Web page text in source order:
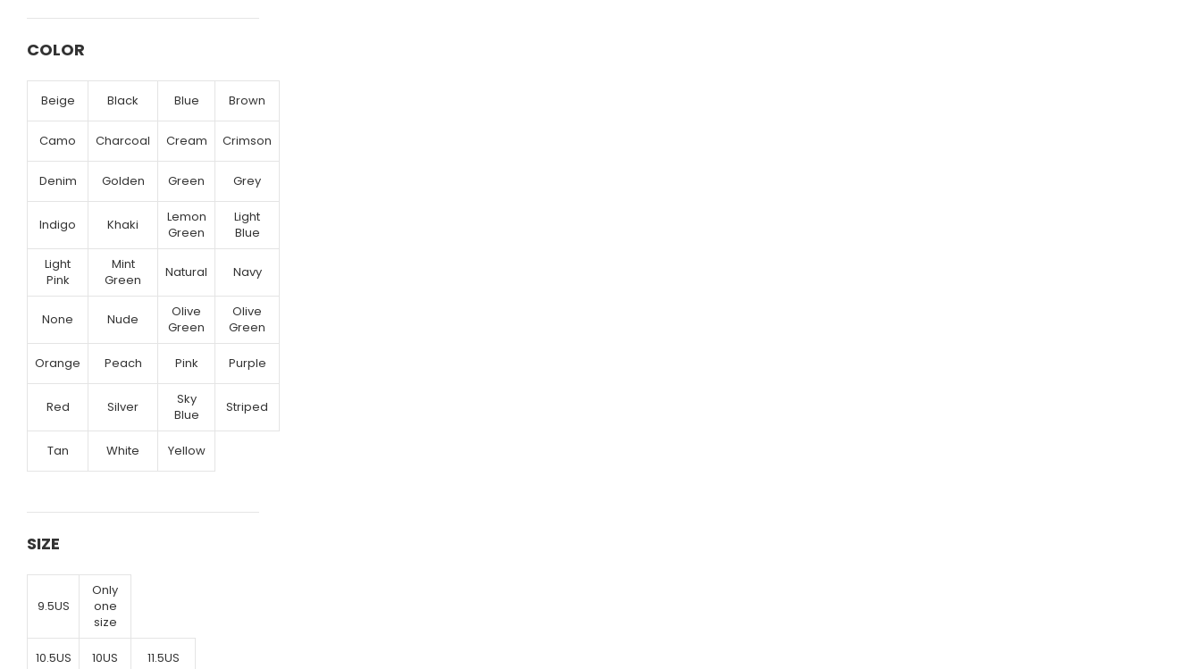
COLOR
Beige Black Blue Brown
Camo Charcoal Cream Crimson
Denim Golden Green Grey
Indigo Khaki
Lemon
Green
Light
Blue
Light
Pink
Mint
Green
Natural Navy
None Nude
Olive
Green
Olive
Green
Orange Peach Pink Purple
Red Silver
Sky
Blue
Striped
Tan White Yellow
SIZE
9.5US
Only
one
size
10.5US 10US 11.5US